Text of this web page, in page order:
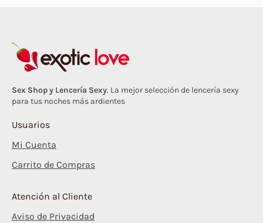
Sex Shop y Lencería Sexy. La mejor selección de lencería sexy
para tus noches más ardientes
Usuarios
Mi Cuenta
Carrito de Compras
Atención al Cliente
Aviso de Privacidad